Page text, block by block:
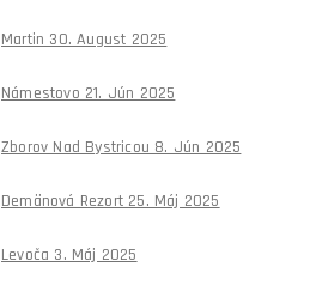
Martin 30. August 2025
Námestovo 21. Jún 2025
Zborov Nad Bystricou 8. Jún 2025
Demänová Rezort 25. Máj 2025
Levoča 3. Máj 2025